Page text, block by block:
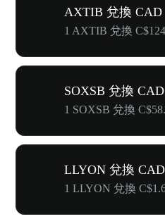
AXTIB 兌換 CAD
1 AXTIB 兌換
SOXSB 兌換 CAD
1 SOXSB 兌換
LLYON 兌換 CAD
1 LLYON 兌換